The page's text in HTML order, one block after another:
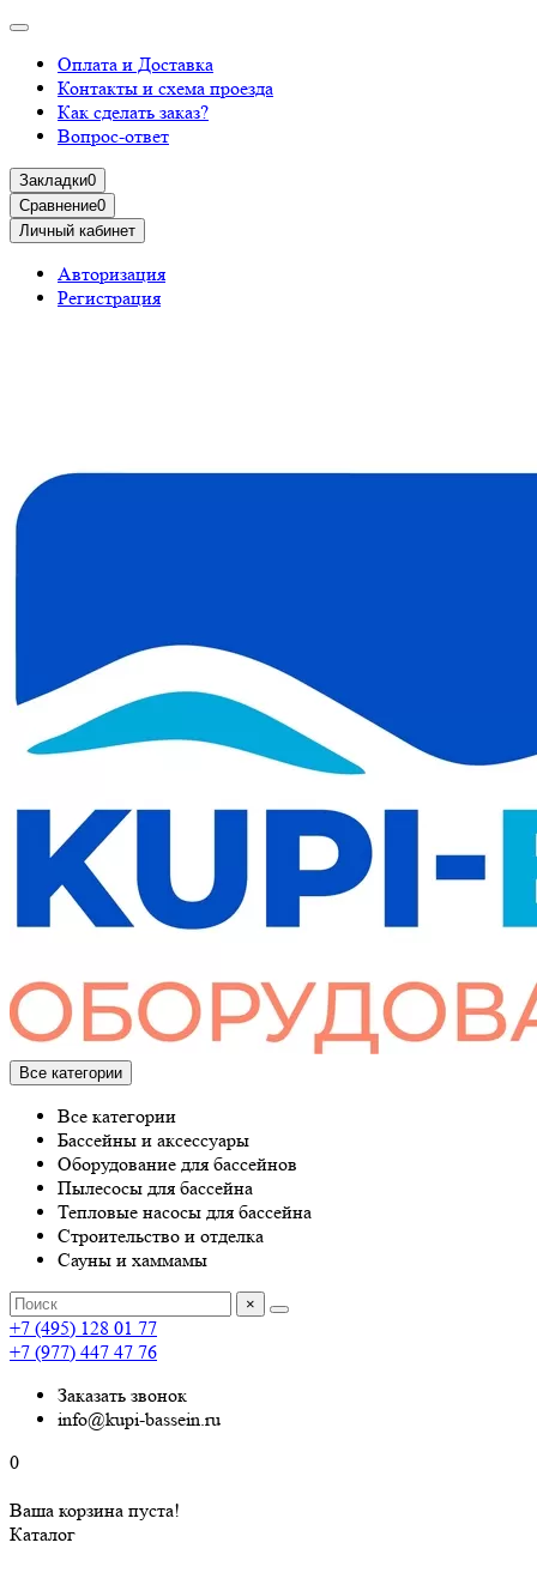
Оплата и Доставка
Контакты и схема проезда
Как сделать заказ?
Вопрос-ответ
Закладки0
Сравнение0
Личный кабинет
Авторизация
Регистрация
Все категории
Все категории
Бассейны и аксессуары
Оборудование для бассейнов
Пылесосы для бассейна
Тепловые насосы для бассейна
Строительство и отделка
Сауны и хаммамы
×
+7 (495) 128 01 77
+7 (977) 447 47 76
Заказать звонок
info@kupi-bassein.ru
0
Ваша корзина пуста!
Каталог